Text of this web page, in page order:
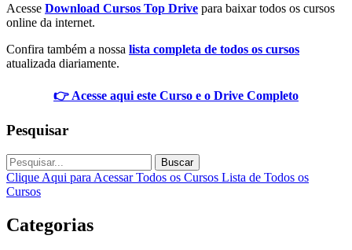
Acesse Download Cursos Top Drive para baixar todos os cursos
online da internet.
Confira também a nossa lista completa de todos os cursos
atualizada diariamente.
👉 Acesse aqui este Curso e o Drive Completo
Pesquisar
Buscar
Clique Aqui para Acessar Todos os Cursos Lista de Todos os
Cursos
Categorias